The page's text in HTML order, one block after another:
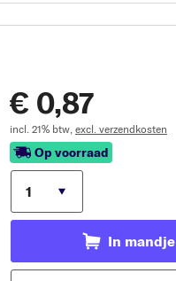
€ 0,87
incl. 21% btw, excl. verzendkosten
Op voorraad
In mandje